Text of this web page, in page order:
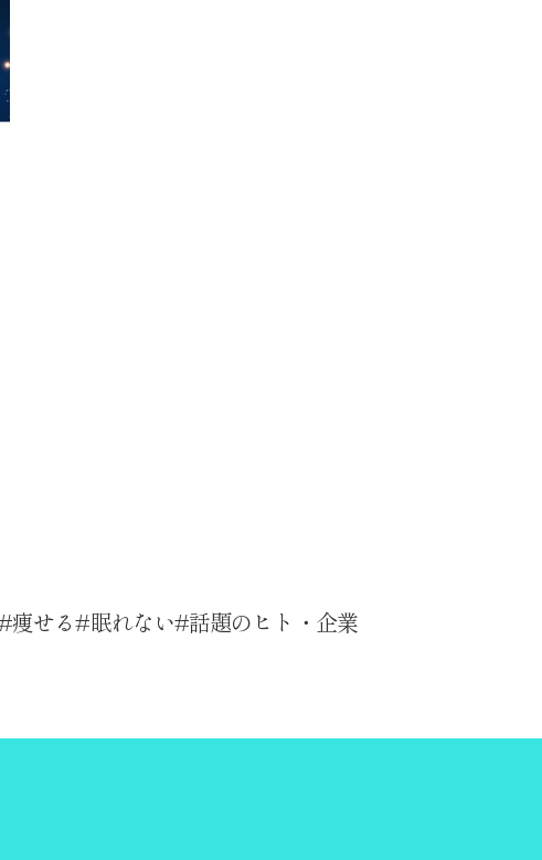
痩せる 眠れない 話題のヒト・企業